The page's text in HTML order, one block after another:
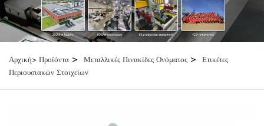
Αρχική> Προϊόντα > Μεταλλικές Πινακίδες Ονόματος > Ετικέτες
Περιουσιακών Στοιχείων